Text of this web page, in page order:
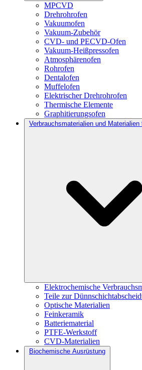
MPCVD
Drehrohrofen
Vakuumofen
Vakuum-Zubehör
CVD- und PECVD-Ofen
Vakuum-Heißpressofen
Atmosphärenofen
Rohrofen
Dentalofen
Muffelofen
Elektrischer Drehrohrofen
Thermische Elemente
Graphitierungsofen
Verbrauchsmaterialien und Materialien
Elektrochemische
Teile zur
Optische Materialien
Feinkeramik
Batteriematerial
PTFE-Werkstoff
CVD-Materialien
Biochemische Ausrüstung